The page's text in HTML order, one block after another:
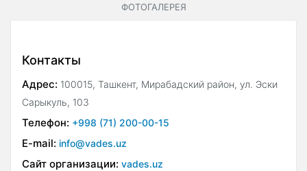
ФОТОГАЛЕРЕЯ
Контакты
Адрес: 100015, Ташкент, Мирабадский район, ул. Эски
Сарыкуль, 103
Телефон: +998 (71) 200-00-15
E-mail: info@vades.uz
Сайт организации: vades.uz